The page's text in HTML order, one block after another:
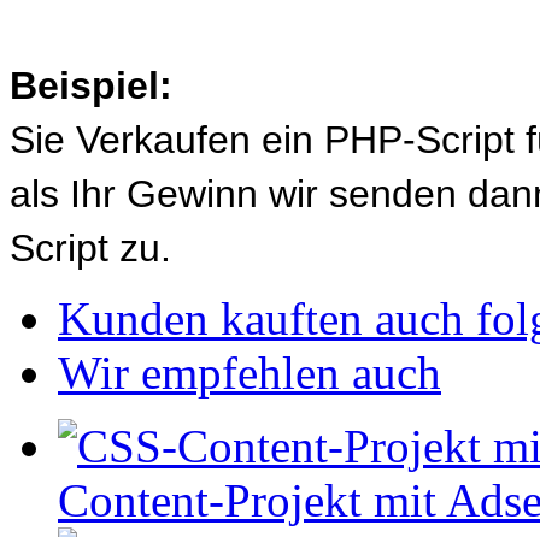
Beispiel:
Sie Verkaufen ein PHP-Script
als Ihr Gewinn wir senden
Script zu.
Kunden kauften auch
Wir empfehlen auch
Content-Projekt mit